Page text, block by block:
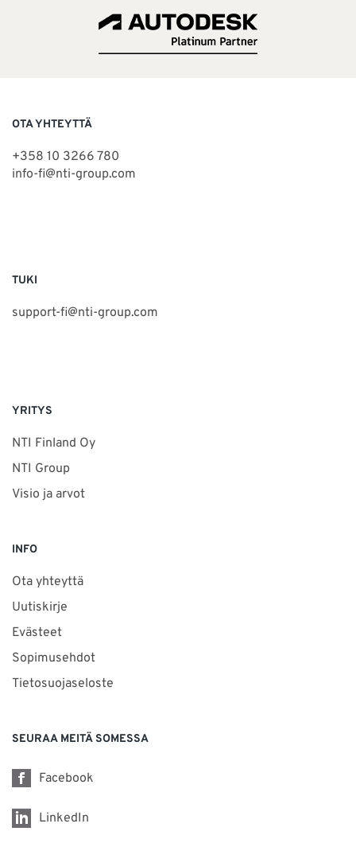
OTA YHTEYTTÄ
+358 10 3266 780
info-fi@nti-group.com
TUKI
support-fi@nti-group.com
YRITYS
NTI Finland Oy
NTI Group
Visio ja arvot
INFO
Ota yhteyttä
Uutiskirje
Evästeet
Sopimusehdot
Tietosuojaseloste
SEURAA MEITÄ SOMESSA
Facebook
LinkedIn